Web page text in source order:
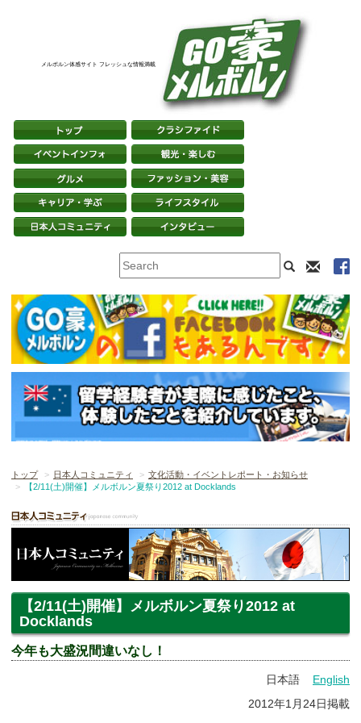
メルボルン体感サイト フレッシュな情報満載
トップ 日本人コミュニティ
文化活動・イベントレポート・お知らせ
【2/11(土)開催】メルボルン夏祭り2012 at Docklands
【2/11(土)開催】メルボルン夏祭り2012 at
Docklands
今年も大盛況間違いなし！
日本語 English
2012年1月24日掲載